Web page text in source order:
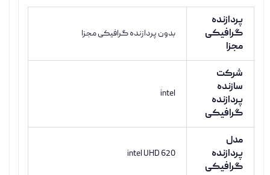
پردازنده
گرافیکی
مجزا
بدون پردازنده گرافیکی مجزا
شرکت
سازنده
پردازنده
گرافیکی
intel
مدل
پردازنده
گرافیکی
intel UHD 620